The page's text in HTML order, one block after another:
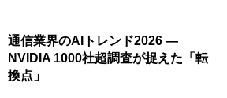
通信業界のAIトレンド2026 ―
NVIDIA 1000社超調査が捉えた「転
換点」